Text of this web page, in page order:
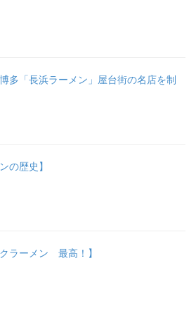
博多「長浜ラーメン」屋台街の名店を制
の歴史】
クラーメン 最高！】